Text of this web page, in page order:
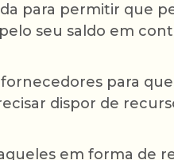
para permitir que
seu saldo em
para que
dispor de
em forma de